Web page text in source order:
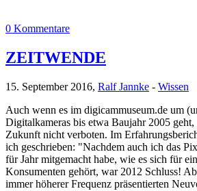
0 Kommentare
ZEITWENDE
15. September 2016, Ralf Jannke - Wissen
Auch wenn es im digicammuseum.de um
Digitalkameras bis etwa Baujahr 2005
Zukunft nicht verboten. Im
ich geschrieben: "Nachdem auch ich das
für Jahr mitgemacht habe, wie es sich für
Konsumenten gehört, war 2012 Schluss!
immer höherer Frequenz präsentierten